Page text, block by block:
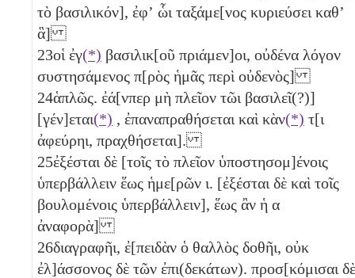
τὸ βασιλικόν], ἐφʼ ὧι ταξάμε[νος κυριεύσει καθʼ
ἃ]
23οἱ ἐγ(*) βασιλικ[οῦ πριάμεν]οι, οὐδένα λόγον
συστησάμενος π[ρὸς ἡμᾶς περὶ οὐδενὸς]
24ἁπλῶς. ἐά[νπερ μὴ πλεῖον τῶι βασιλεῖ(?)]
[γέν]εται(*) , ἐπαναπραθήσεται καὶ κὰν(*) τ[ι
ἀφεύρηι, πραχθήσεται].
25ἐξέσται δὲ [τοῖς τὸ πλεῖον ὑποστησομ]ένοις
ὑπερβάλλειν ἕως ἡμε[ρῶν ι. [ἐξέσται δὲ καὶ τοῖς
βουλομένοις ὑπερβάλλειν], ἕως ἂν ἡ α
ἀναφορὰ]
26διαγραφῆι, ἐ[πειδὰν ὁ θαλλὸς δοθῆι, οὐκ
ἐλ]άσσονος δὲ τῶν ἐπι(δεκάτων). προσ[κόμισαι δὲ